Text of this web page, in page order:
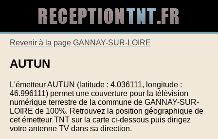
Revenir à la page GANNAY-SUR-LOIRE
AUTUN
L'émetteur AUTUN (latitude : 4.036111, longitude :
46.996111) permet une couverture pour la télévision
numérique terrestre de la commune de GANNAY-SUR-
LOIRE de 100%. Retrouvez la position géographique de
cet émetteur TNT sur la carte ci-dessous puis dirigez
votre antenne TV dans sa direction.